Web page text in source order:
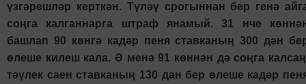
үзгәрешләр керткән. Түләү срогыннан бер генә
соңга калганнарга штраф янамый. 31 нче
башлап 90 көнгә кадәр пеня ставканың 300 дән
өлеше килеш кала. Ә менә 91 көннән дә соңга
тәүлек саен ставканың 130 дан бер өлеше кадәр